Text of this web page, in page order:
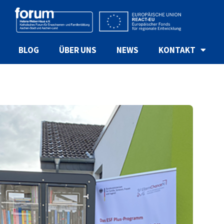
BLOG ÜBER UNS NEWS KONTAKT